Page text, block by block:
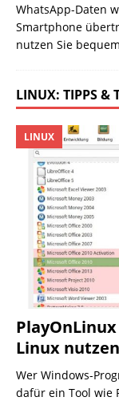
WhatsApp-Daten
Smartphone
nutzen Sie
LINUX: TIPPS &
Linux nutzen
LINUX
Wer Windows-
dafür ein Tool wie